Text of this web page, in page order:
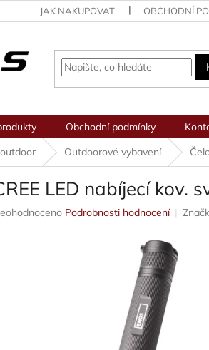
JAK NAKUPOVAT OBCHODNÍ
Obchodní podmínky
Outdoorové vybavení
LED nabíjecí kov.
Podrobnosti hodnocení